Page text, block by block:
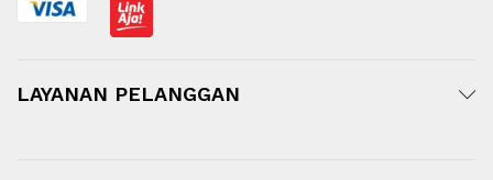
LAYANAN PELANGGAN